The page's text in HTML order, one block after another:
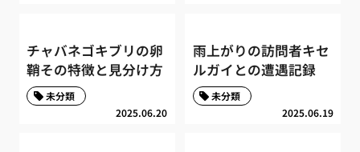
チャバネゴキブリの卵
鞘その特徴と見分け方
2025.06.20
未分類
雨上がりの訪問者キセ
ルガイとの遭遇記録
2025.06.19
未分類